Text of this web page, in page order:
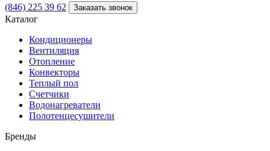
(846) 225 39 62 Заказать звонок
Каталог
Кондиционеры
Вентиляция
Отопление
Конвекторы
Теплый пол
Счетчики
Водонагреватели
Полотенцесушители
Бренды